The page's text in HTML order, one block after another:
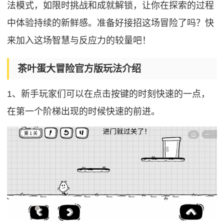
法模式，如限时挑战和成就解锁，让你在探索的过程
中体验持续的新鲜感。准备好接招这场冒险了吗？快
来加入这场智慧与反应力的较量吧！
茶叶蛋大冒险官方版玩法介绍
1、新手玩家们可以在点击按键的时刻快速的一点，
在第一个阶梯出现的时候快速的前进。